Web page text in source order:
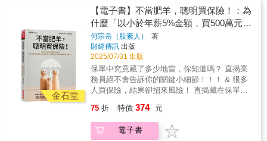
運用人頭帳戶進行租稅規避或逃漏稅，除了可
能觸犯《稅捐稽徵法》，以詐術或其他不正當
方法逃漏稅捐，處5年以下有期徒刑、拘役或併
科新台幣6萬元以下罰金外，還可能構成洗錢
罪。依利用人頭的方式不同，還可能另外涉及
違反《公司法》、《銀行法》、《刑法》等，
不可不留意。◆2026年稅務法規變動、修訂內
容最新免稅額、扣除額及課稅級距重複申報扶
養直系尊親屬認定原則網紅所得稅及營業稅課
般租金標準
標嗎？保險公司開發的任何一項產品，都有適
用的族群與對象，找到你的目標客戶族群，以
需求分析為重要基礎，那就是金礦之所在！
策略，甚至是與老闆個人息息相關的節稅策
略，直到最後一章探討如何因應國稅局查稅的
攻防…… 引領讀者們建立稅務管理的新思維，
解析當代企業節稅的核心理念。 從選擇組織型
態、管理固定資產、制訂股權投資與日常營運
開支的節稅策略， 全面涵蓋企業經營過程中可
能面臨的各種稅務挑戰，為中小企業主提供一
套完整且實用的節稅指南。
金石堂
【電子書】不當肥羊，聰明買保險！：為
什麼「以小於年薪5%金額，買500萬元保
障險（10倍年薪）＋日額5,000元住院醫
療險」就夠了？
何宗岳（股素人）
著
財經傳訊 出版
2025/07/31 出版
保單中究竟藏了多少地雷，你知道嗎？ 直揭業
務員絕不會告訴你的關鍵小細節！！！ & 很多
人買保險，結果卻招來風險！ 直揭藏在保單中
一，但是只有53%的民眾買到足額的保障。 所
以許多台灣民眾，浪費了錢，影響財富的累
積， 真的遇到意外，卻又沒足夠的保障。 為了
75 折 特價 374 元
電子書